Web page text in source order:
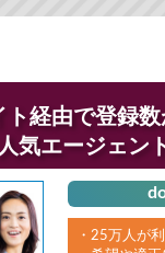
ト経由で登録
人気エージェン
・25万人が利